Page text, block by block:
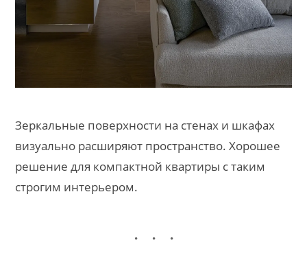
Зеркальные поверхности на стенах и шкафах
визуально расширяют пространство. Хорошее
решение для компактной квартиры с таким
строгим интерьером.